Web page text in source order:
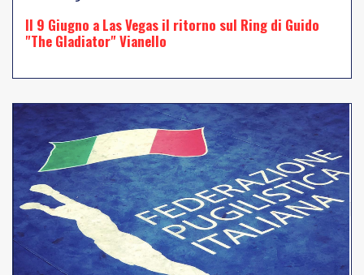
Il 9 Giugno a Las Vegas il ritorno sul Ring di Guido
"The Gladiator" Vianello